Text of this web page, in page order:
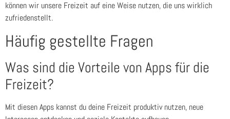
können wir unsere Freizeit auf eine Weise nutzen, die uns wirklich
zufriedenstellt.
Häufig gestellte Fragen
Was sind die Vorteile von Apps für die
Freizeit?
Mit diesen Apps kannst du deine Freizeit produktiv nutzen, neue